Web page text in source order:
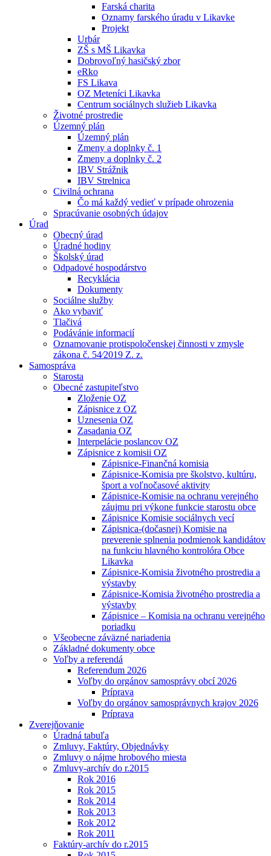
Farská charita
Oznamy farského úradu v Likavke
Projekt
Urbár
ZŠ s MŠ Likavka
Dobrovoľný hasičský zbor
eRko
FS Likava
OZ Meteníci Likavka
Centrum sociálnych služieb Likavka
Životné prostredie
Územný plán
Územný plán
Zmeny a doplnky č. 1
Zmeny a doplnky č. 2
IBV Strážnik
IBV Strelnica
Civilná ochrana
Čo má každý vedieť v prípade ohrozenia
Spracúvanie osobných údajov
Úrad
Obecný úrad
Úradné hodiny
Školský úrad
Odpadové hospodárstvo
Recyklácia
Dokumenty
Sociálne služby
Ako vybaviť
Tlačivá
Podávánie informacií
Oznamovanie protispoločenskej činnosti v zmysle
zákona č. 54⁄2019 Z. z.
Samospráva
Starosta
Obecné zastupiteľstvo
Zloženie OZ
Zápisnice z OZ
Uznesenia OZ
Zasadania OZ
Interpelácie poslancov OZ
Zápisnice z komisii OZ
Zápisnice-Finančná komisia
Zápisnice-Komisia pre školstvo, kultúru,
šport a voľnočasové aktivity
Zápisnice-Komisie na ochranu verejného
záujmu pri výkone funkcie starostu obce
Zápisnice Komisie sociálnych vecí
Zápisnica-(dočasnej) Komisie na
preverenie splnenia podmienok kandidátov
na funkciu hlavného kontrolóra Obce
Likavka
Zápisnice-Komisia životného prostredia a
výstavby
Zápisnice-Komisia životného prostredia a
výstavby
Zápisnice – Komisia na ochranu verejného
poriadku
Všeobecne záväzné nariadenia
Základné dokumenty obce
Voľby a referendá
Referendum 2026
Voľby do orgánov samosprávy obcí 2026
Príprava
Voľby do orgánov samosprávnych krajov 2026
Príprava
Zverejňovanie
Úradná tabuľa
Zmluvy, Faktúry, Objednávky
Zmluvy o nájme hrobového miesta
Zmluvy-archív do r.2015
Rok 2016
Rok 2015
Rok 2014
Rok 2013
Rok 2012
Rok 2011
Faktúry-archív do r.2015